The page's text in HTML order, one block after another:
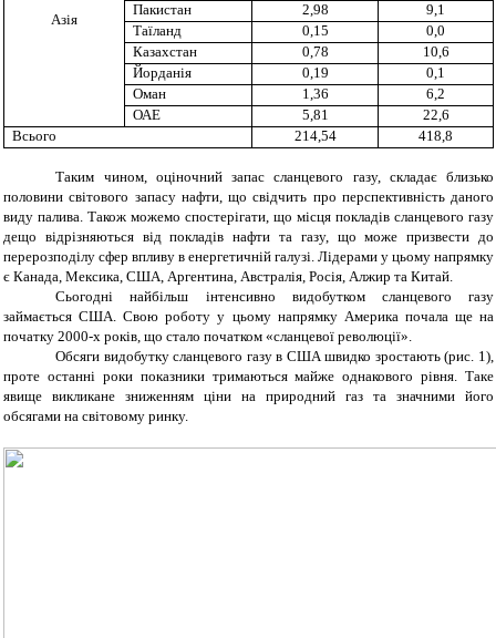
Азія
Пакистан
2,98
9,1
Таїланд
0,15
0,0
Казахстан
0,78
10,6
Йорданія
0,19
0,1
Оман
1,36
6,2
ОАЕ
5,81
22,6
Всього
214,54 418,8
Таким чином, оціночний запас сланцевого газу, складає близько
половини світового запасунафти, що свідчить про перспективністьданого
виду палива. Також можемо спостерігати, що місця покладів сланцевого газу
дещо відрізняються від покладів нафти та газу, що може призвести до
перерозподілу сфер впливу в енергетичній галузі. Лідерами у цьому напрямку
є Канада, Мексика, США, Аргентина, Австралія, Росія, Алжир та Китай.
Сьогодні найбільш інтенсивно видобутком сланцевого газу
займається США. Свою роботу у цьому напрямку Америка почала ще на
початку 2000-х років, що стало початком «сланцевої революції».
Обсяги видобутку сланцевого газу в США швидко зростають (рис. 1),
проте останні роки показники тримаються майже однакового рівня. Таке
явище викликане зниженням ціни на природний газ та значними його
обсягами на світовому ринку.